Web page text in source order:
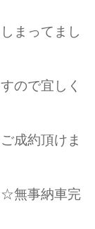
まってまし
ので宜しく
成約頂けま
☆無事納車完